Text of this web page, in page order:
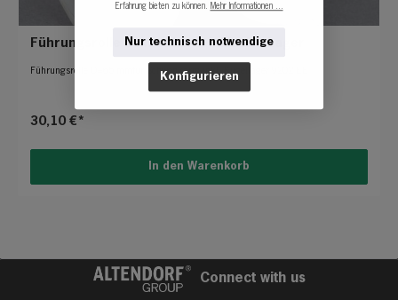
Führungsrolle Schwenkarm inklusive Lager
Führungsrolle D=65 mmfür Schwenkarm inkl. Kugellager 9202 EE
30,10 €*
In den Warenkorb
Connect with us
Erfahrung bieten zu können. Mehr Informationen ...
Nur technisch notwendige
Konfigurieren